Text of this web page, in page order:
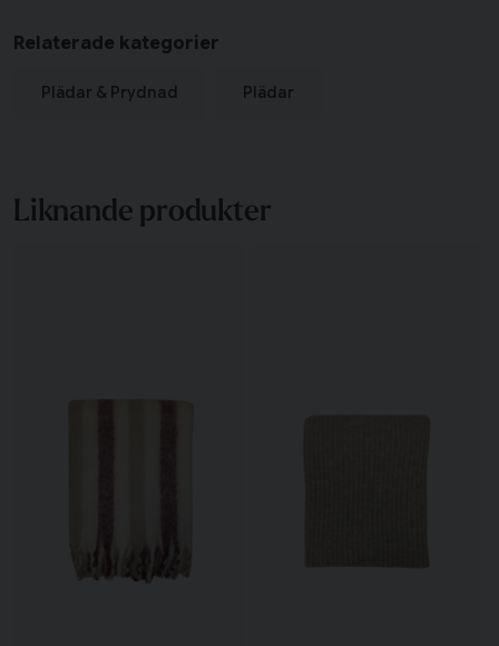
Relaterade kategorier
Plädar & Prydnad Plädar
Liknande produkter